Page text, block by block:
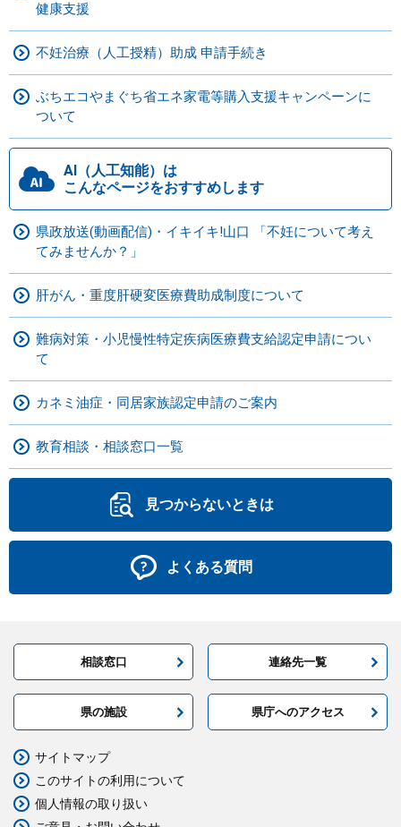
健康支援
不妊治療（人工授精）助成 申請手続き
ぶちエコやまぐち省エネ家電等購入支援キャンペーンに
ついて
AI（人工知能）は
こんなページをおすすめします
県政放送(動画配信)・イキイキ!山口 「不妊について考え
てみませんか？」
肝がん・重度肝硬変医療費助成制度について
難病対策・小児慢性特定疾病医療費支給認定申請につい
て
カネミ油症・同居家族認定申請のご案内
教育相談・相談窓口一覧
見つからないときは
よくある質問
相談窓口 連絡先一覧
県の施設 県庁へのアクセス
サイトマップ
このサイトの利用について
個人情報の取り扱い